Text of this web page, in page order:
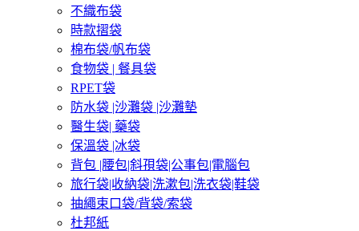
不織布袋
時款摺袋
棉布袋/帆布袋
食物袋 | 餐具袋
RPET袋
防水袋 |沙灘袋 |沙灘墊
醫生袋| 藥袋
保溫袋 |冰袋
背包 |腰包|斜孭袋|公事包|電腦包
旅行袋|收納袋|洗漱包|洗衣袋|鞋袋
抽繩束口袋/背袋/索袋
杜邦紙